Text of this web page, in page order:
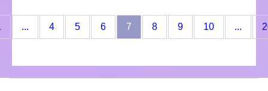
... 4 5 6 7(current)
8 9 10 ...